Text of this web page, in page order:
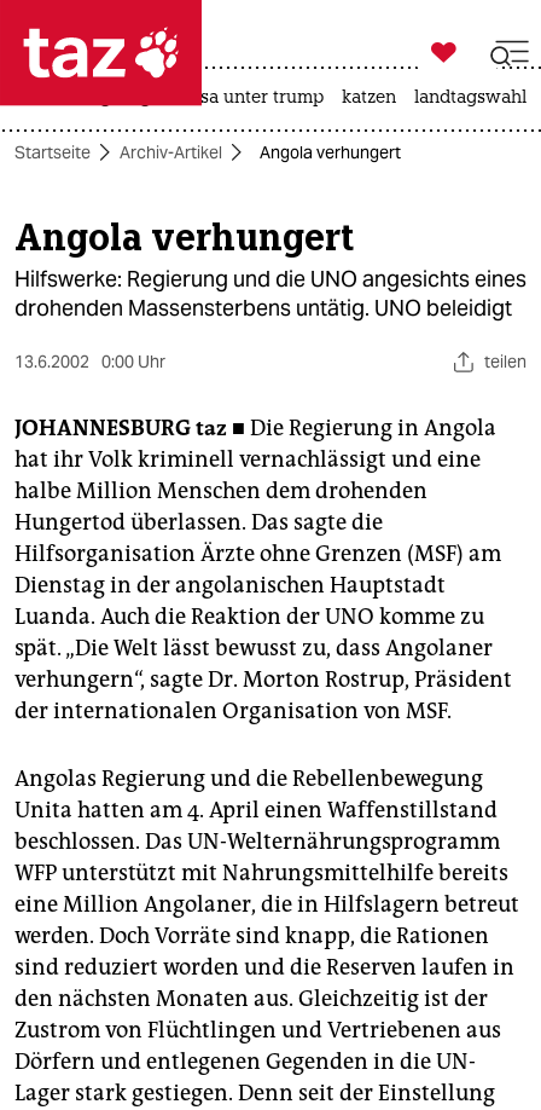
 taz zahl ich
taz zahl ich
themen
politik
kultur
sport
berlin
nord
wahrheit
verlag
veranstaltungen
shop
fragen & hilfe
unterstützen
abo
genossenschaft
epaper login

taz zahl ich
usa unter trump katzen landtagswahl
Startseite Archiv-Artikel Angola verhungert
Angola verhungert
Hilfswerke: Regierung und die UNO angesichts eines
drohenden Massensterbens untätig. UNO beleidigt
13.6.2002 0:00 Uhr teilen
JOHANNESBURGtaz ■ Die Regierung in Angola
hat ihr Volk kriminell vernachlässigt und eine
halbe Million Menschen dem drohenden
Hungertod überlassen. Das sagte die
Hilfsorganisation Ärzte ohne Grenzen (MSF) am
Dienstag in der angolanischen Hauptstadt
Luanda. Auch die Reaktion der UNO komme zu
spät. „Die Welt lässt bewusst zu, dass Angolaner
verhungern“, sagte Dr. Morton Rostrup, Präsident
der internationalen Organisation von MSF.
Angolas Regierung und die Rebellenbewegung
Unita hatten am 4. April einen Waffenstillstand
beschlossen. Das UN-Welternährungsprogramm
WFP unterstützt mit Nahrungsmittelhilfe bereits
eine Million Angolaner, die in Hilfslagern betreut
werden. Doch Vorräte sind knapp, die Rationen
sind reduziert worden und die Reserven laufen in
den nächsten Monaten aus. Gleichzeitig ist der
Zustrom von Flüchtlingen und Vertriebenen aus
Dörfern und entlegenen Gegenden in die UN-
Lager stark gestiegen. Denn seit der Einstellung